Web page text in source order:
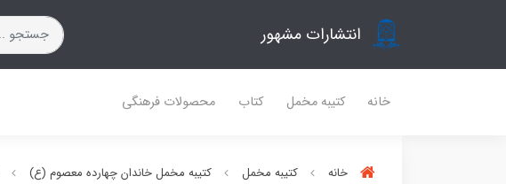
انتشارات مشهور
خانه کتیبه مخمل کتاب محصولات فرهنگی
خانه کتیبه مخمل کتیبه مخمل خاندان چهارده معصوم (ع)